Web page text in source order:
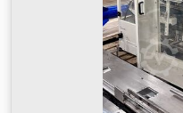
能 • ボタン一つでプログラ
4 cmから16 cmまでの長さ
• 複数のパラメータを保存
省スペース（1600 x 767 x
したら、類似の包装機も在
期：在庫あり（現状渡し